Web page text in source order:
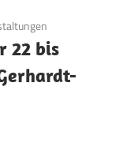
22 bis